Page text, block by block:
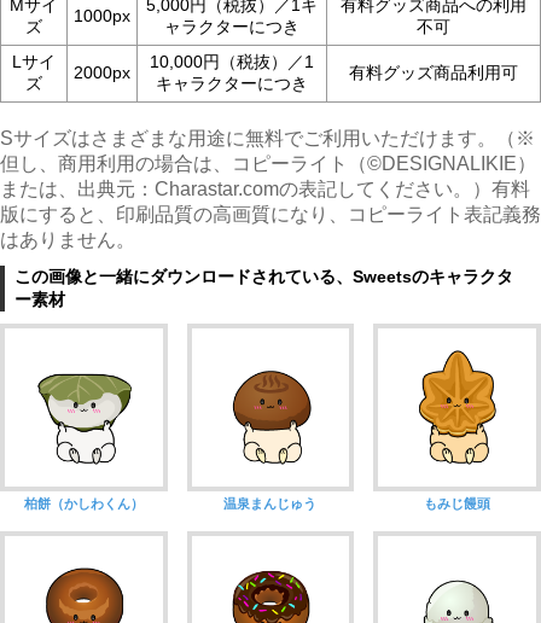
Mサイ
ズ
1000px
5,000円（税抜）／1キ
ャラクターにつき
有料グッズ商品への利用
不可
Lサイ
ズ
2000px
10,000円（税抜）／1
キャラクターにつき
有料グッズ商品利用可
Sサイズはさまざまな用途に無料でご利用いただけます。（※
但し、商用利用の場合は、コピーライト（©︎DESIGNALIKIE）
または、出典元：Charastar.comの表記してください。）有料
版にすると、印刷品質の高画質になり、コピーライト表記義務
はありません。
この画像と一緒にダウンロードされている、Sweetsのキャラクタ
ー素材
柏餅（かしわくん） 温泉まんじゅう もみじ饅頭